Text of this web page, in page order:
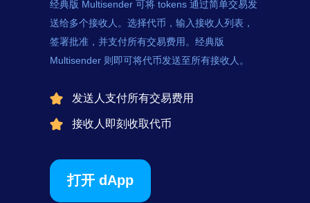
经典版 Multisender 可将 tokens 通过简单交易发
送给多个接收人。选择代币，输入接收人列表，
签署批准，并支付所有交易费用。经典版
Multisender 则即可将代币发送至所有接收人。
发送人支付所有交易费用
接收人即刻收取代币
打开 dApp